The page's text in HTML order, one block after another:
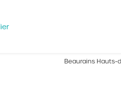
Beaurains